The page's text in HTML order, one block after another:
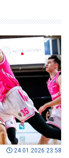
24.01.2026 23:58